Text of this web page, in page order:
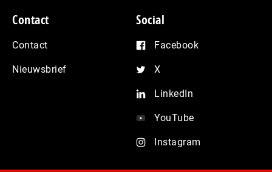
Contact
Contact
Nieuwsbrief
Social
Facebook
X
LinkedIn
YouTube
Instagram